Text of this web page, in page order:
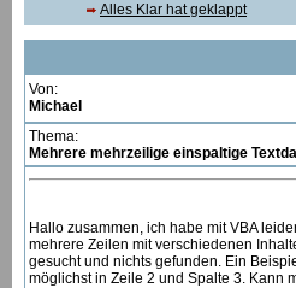
Alles Klar hat geklappt
Von:
Michael
Thema:
Mehrere mehrzeilige einspaltige
Hallo zusammen, ich habe mit VBA
mehrere Zeilen mit verschiedenen
gesucht und nichts gefunden. Ein
möglichst in Zeile 2 und Spalte 3. Kann